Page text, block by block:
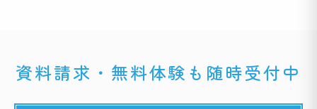
資料請求・無料体験も随時受付中